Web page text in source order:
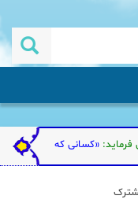
«کسانی که از عبادت من